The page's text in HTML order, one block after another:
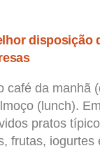
disposição
café da manhã
(lunch).
pratos
frutas, iogurtes